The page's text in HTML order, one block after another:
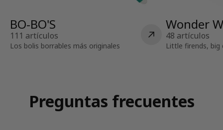
BO-BO'S
111 artículos
Los bolis borrables más originales
Wonder
48 artículos
Little firends, big
Preguntas frecuentes